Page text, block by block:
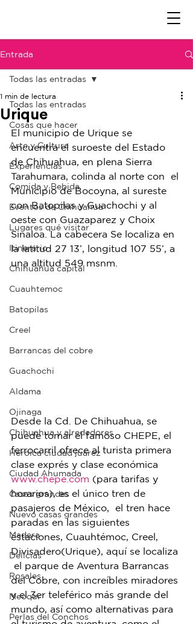
Entrada
Todas las entradas
Cosas que hacer
Arte y Cultura
Experiencias
Comida y Bebida
Eventos de Chihuahua
Lugares qué visitar
Itinerario
Chihuahua capital
Cuauhtemoc
Batopilas
Creel
Barrancas del cobre
Guachochi
Aldama
Ojinaga
Chihuahua y alrededores
Heroica ciudad juárez
Ciudad Ahumada
Casas grandes
Nuevo casas grandes
Madera
Delicias
Rosales
Meoqui
Perlas del Conchos
Todas las entradas
Urique
1 min de lectura
El municipio de Urique se
encuentra el suroeste del Estado
de Chihuahua, en plena Sierra
Tarahumara, colinda al norte con  el
Municipio de Bocoyna, al sureste
con Batopilas y Guachochi y al
oeste con Guazaparez y Choix
Sinaloa. La cabecera Se localiza en
la latitud 27 13’, longitud 107 55’, a
una altitud 549 msnm.
Desde la Cd. De Chihuahua, se
puede tomar el famoso CHEPE, el
ferrocarril ofrece al turista primera
clase exprés y clase económica
www.chepe.com (para tarifas y
horarios), es el único tren de
pasajeros de México,  el tren hace
paradas en las siguientes
estaciones, Cuauhtémoc, Creel,
Divisadero(Urique), aquí se localiza
el parque de Aventura Barrancas
del Cobre, con increíbles miradores
y el 3er teleférico más grande del
mundo, así como alternativas para